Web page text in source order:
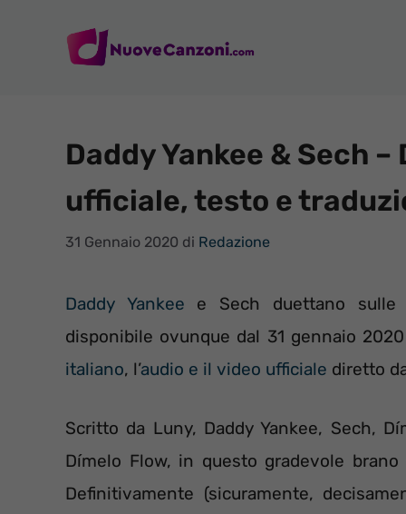
Daddy Yankee & Sech
ufficiale, testo e
31 Gennaio 2020 di Redazione
Daddy Yankee e Sech duettano sulle
disponibile ovunque dal 31 gennaio
italiano, l’audio e il video ufficiale diretto
Scritto da Luny, Daddy Yankee, Sech,
Dímelo Flow, in questo gradevole
Definitivamente (sicuramente,